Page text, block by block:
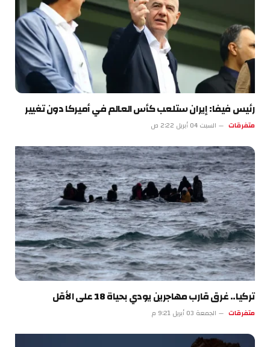
رئيس فيفا: إيران ستلعب كأس العالم في أميركا دون تغيير
متفرقات السبت 04 أبريل 2:22 ص
تركيا.. غرق قارب مهاجرين يودي بحياة 18 على الأقل
متفرقات الجمعة 03 أبريل 9:21 م